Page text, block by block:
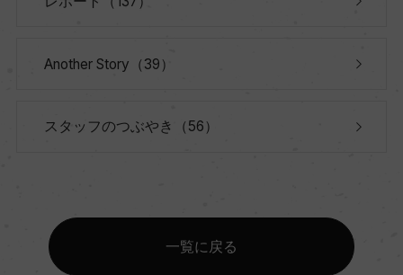
Another Story（39）
スタッフのつぶやき（56）
一覧に戻る